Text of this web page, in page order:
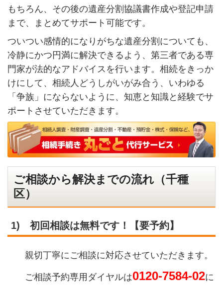
もちろん、その後の遺産分割協議書作成や登記申請
まで、まとめてサポート可能です。
ついつい感情的になりがちな遺産分割についても、
冷静にかつ円満に解決できるよう、第三者である専
門家が法的なアドバイスを行います。相続をきっか
けにして、相続人どうしがいがみ合う、いわゆる
「争族」にならないように、知恵と知識と経験でサ
ポートさせていただきます。
ご相談から解決までの流れ（千種
区）
1) 初回相談は無料です！【要予約】
親切丁寧にご相談に対応させていただきます。
ご相談予約専用ダイヤルは0120-7584-02に